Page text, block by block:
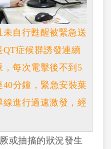
自行甦醒被緊急送
症候群誘發連續
每次電擊後不到5
分鐘，緊急安裝葉
進行過速激發，經
或抽搐的狀況發生